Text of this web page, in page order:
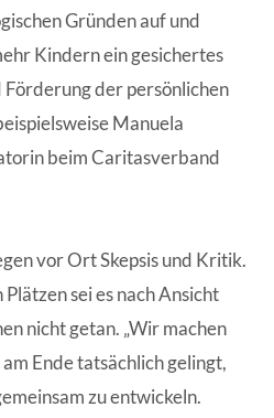
Gründen auf und
Kindern ein gesichertes
der persönlichen
Manuela
beim Caritasverband
vor Ort Skepsis und Kritik.
sei es nach Ansicht
nicht getan. „Wir machen
Ende tatsächlich gelingt,
zu entwickeln.